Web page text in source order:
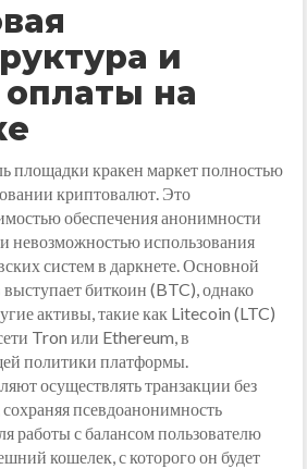
и
на
площадки кракен маркет полностью
криптовалют. Это
обеспечения анонимности
невозможностью использования
систем в даркнете. Основной
выступает биткоин (BTC), однако
активы, такие как Litecoin (LTC)
Tron или Ethereum, в
политики платформы.
осуществлять транзакции без
псевдоанонимность
работы с балансом пользователю
кошелек, с которого он будет